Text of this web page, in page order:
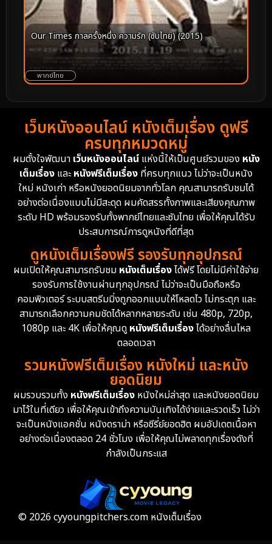
Our Times กาลครั้งหนึ่ง ความรัก (ซับไทย) (2015)
พากย์ไทย
เว็บหนังออนไลน์ หนังเต็มเรื่อง ดูฟรี
ครบทุกหมวดหมู่
ผมตั้งใจพัฒนา เว็บหนังออนไลน์แห่งนี้ให้เป็นศูนย์รวมของ หนัง
เต็มเรื่อง และหนังฟรีเต็มเรื่อง ที่ครบทุกแนว ไม่ว่าจะเป็นหนัง
ใหม่ หนังเก่า หรือหนังยอดนิยมจากทั่วโลก คุณสามารถรับชมได้
อย่างต่อเนื่องแบบไม่มีสะดุด ผมคัดสรรทั้งภาพและเสียงคุณภาพ
ระดับ HD พร้อมรองรับทั้งพากย์ไทยและซับไทย เพื่อให้คุณได้รับ
ประสบการณ์การดูหนังที่ดีที่สุด
ดูหนังเต็มเรื่องฟรี รองรับทุกอุปกรณ์
ผมเปิดให้คุณสามารถรับชม หนังเต็มเรื่องได้ฟรี โดยไม่มีค่าใช้จ่าย
รองรับการใช้งานผ่านทุกอุปกรณ์ ไม่ว่าจะเป็นมือถือหรือ
คอมพิวเตอร์ ระบบสตรีมมิ่งถูกออกแบบให้โหลดไว ไม่กระตุก และ
สามารถเลือกความคมชัดได้หลากหลายระดับ เช่น 480p, 720p,
1080p และ 4K เพื่อให้คุณดู หนังฟรีเต็มเรื่องได้อย่างลื่นไหล
ตลอดเวลา
รวมหนังฟรีเต็มเรื่อง หนังใหม่ และหนัง
ยอดนิยม
ผมรวบรวมทั้ง หนังฟรีเต็มเรื่อง หนังใหม่ล่าสุด และหนังยอดนิยม
มาไว้ในที่เดียว เพื่อให้คุณเข้าถึงความบันเทิงได้ง่ายและรวดเร็ว ไม่ว่า
จะเป็นหนังแอคชั่น หนังดราม่า หรือซีรี่ย์ยอดฮิต ผมอัปเดตเนื้อหา
อย่างต่อเนื่องตลอด 24 ชั่วโมง เพื่อให้คุณไม่พลาดทุกเรื่องดังที่
กำลังเป็นกระแส
© 2026 cyyoungpitchers.com หนังเต็มเรื่อง